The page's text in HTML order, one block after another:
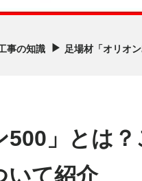
事の知識 ▶︎ 足場材「オリオ
500」とは
いて紹介